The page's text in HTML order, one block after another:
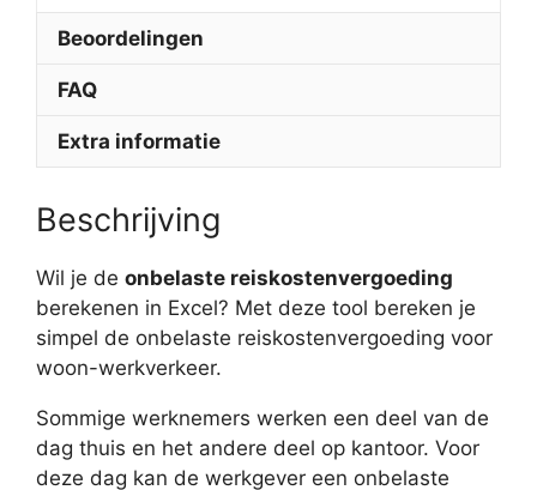
Beoordelingen
FAQ
Extra informatie
Beschrijving
Wil je de onbelaste reiskostenvergoeding
berekenen in Excel? Met deze tool bereken je
simpel de onbelaste reiskostenvergoeding voor
woon-werkverkeer.
Sommige werknemers werken een deel van de
dag thuis en het andere deel op kantoor. Voor
deze dag kan de werkgever een onbelaste